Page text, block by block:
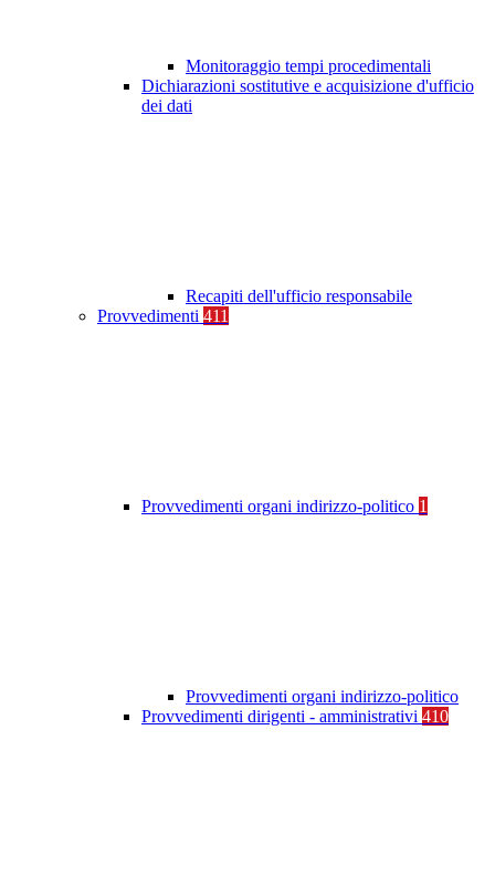
Monitoraggio tempi procedimentali
Dichiarazioni sostitutive e acquisizione d'ufficio
dei dati
Recapiti dell'ufficio responsabile
Provvedimenti 411
Provvedimenti organi indirizzo-politico 1
Provvedimenti organi indirizzo-politico
Provvedimenti dirigenti - amministrativi 410